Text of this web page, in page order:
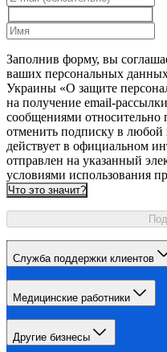
Заполнив форму, вы
ваших персональных
Украины «О защите
на получение email-
сообщениями
отменить подписку в
действует в официальном
отправлен на указанный
условиями использования
Что это значит?
Служба поддержки клиентов
Медицинские работники
Другие бизнесы